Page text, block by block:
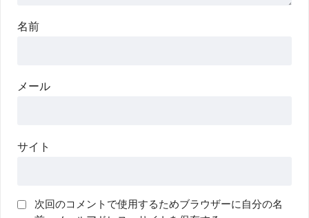
名前
メール
サイト
次回のコメントで使用するためブラウザーに自分の名